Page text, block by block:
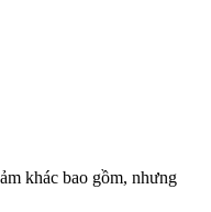
khác bao gồm, nhưng